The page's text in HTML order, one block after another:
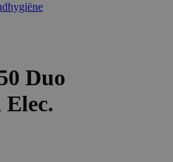
Duo